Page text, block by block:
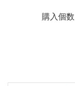
購入個数